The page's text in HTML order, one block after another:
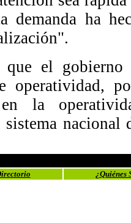
demanda ha
que el
operatividad,
la
nacional
¿Quiénes